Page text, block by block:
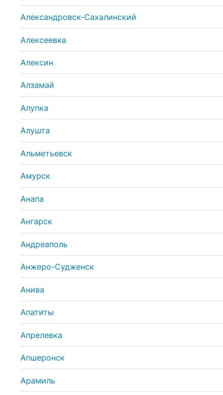
Александровск-Сахалинский
Алексеевка
Алексин
Алзамай
Алупка
Алушта
Альметьевск
Амурск
Анапа
Ангарск
Андреаполь
Анжеро-Судженск
Анива
Апатиты
Апрелевка
Апшеронск
Арамиль